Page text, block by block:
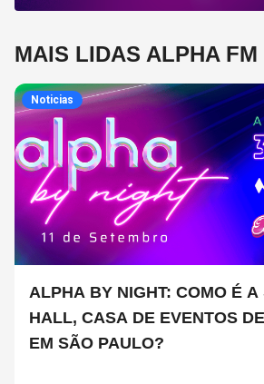
MAIS LIDAS ALPHA FM
Noticias
ALPHA BY NIGHT: COMO É A
HALL, CASA DE EVENTOS
EM SÃO PAULO?